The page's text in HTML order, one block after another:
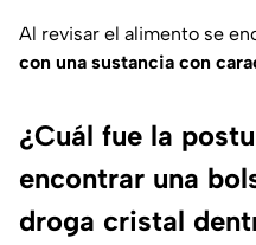
Al revisar el alimento se
con una sustancia con
¿Cuál fue la
encontrar una
droga cristal